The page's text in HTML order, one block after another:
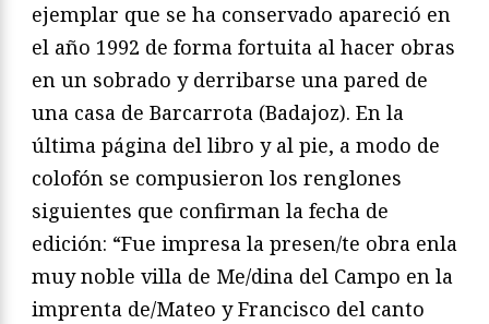
ejemplar que se ha conservado apareció en
el año 1992 de forma fortuita al hacer obras
en un sobrado y derribarse una pared de
una casa de Barcarrota (Badajoz). En la
última página del libro y al pie, a modo de
colofón se compusieron los renglones
siguientes que confirman la fecha de
edición: “Fue impresa la presen/te obra enla
muy noble villa de Me/dina del Campo en la
imprenta de/Mateo y Francisco del canto